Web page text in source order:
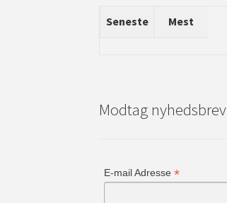
Seneste Mest
Modtag nyhedsbrev
E-mail Adresse *